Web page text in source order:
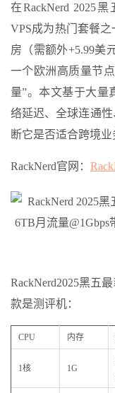
在RackNerd 2025
VPS成为热门套餐
房（需额外+5.99美
一个欧洲高质量节
量”。本文基于大量
络延迟、全球连通
断它是否适合跨境业
RackNerd官网：
RackNerd2025黑五
款是测评机：
CPU 内存
1核 1G